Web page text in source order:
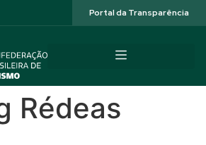
Portal da Transparência
Rédeas